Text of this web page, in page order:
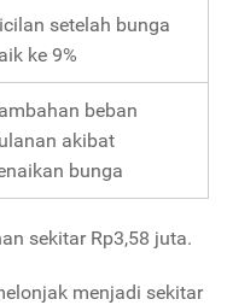
setelah bunga
ke 9%
beban
akibat
bunga
sekitar Rp3,58 juta.
menjadi sekitar